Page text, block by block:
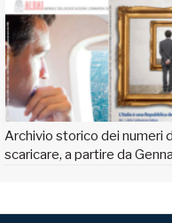
Archivio storico dei numeri
scaricare, a partire da